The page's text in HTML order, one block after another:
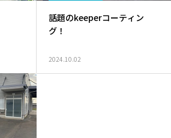
話題のkeeperコーティン
グ！
2024.10.02